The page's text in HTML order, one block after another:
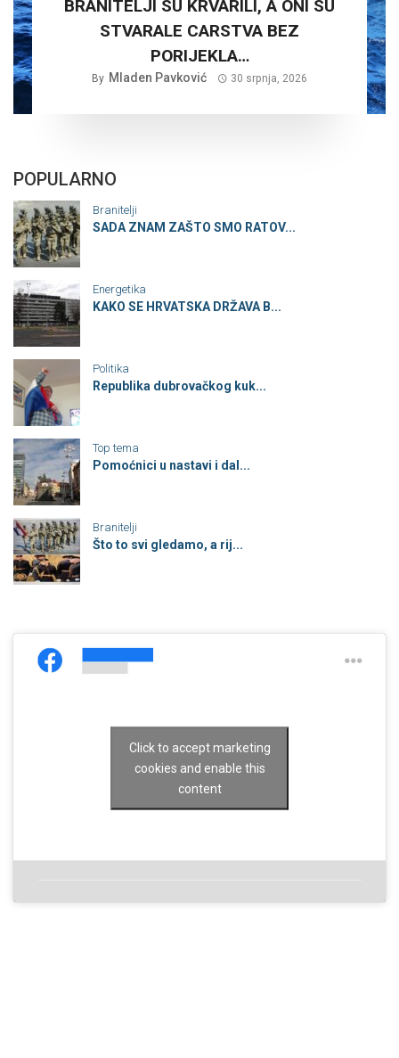
BRANITELJI SU KRVARILI, A ONI SU
STVARALE CARSTVA BEZ
PORIJEKLA…
By Mladen Pavković 30 srpnja, 2026
POPULARNO
Branitelji
SADA ZNAM ZAŠTO SMO RATOV...
Energetika
KAKO SE HRVATSKA DRŽAVA B...
Politika
Republika dubrovačkog kuk...
Top tema
Pomoćnici u nastavi i dal...
Branitelji
Što to svi gledamo, a rij...
Click to accept marketing
cookies and enable this
content